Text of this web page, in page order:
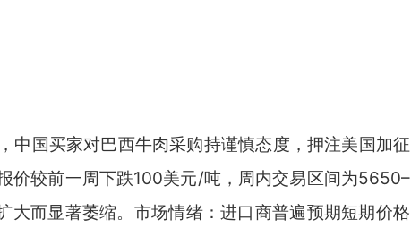
国买家对巴西牛肉采购持谨慎态度，押注美国加征
价较前一周下跌100美元/吨，周内交易区间为5650–
而显著萎缩。市场情绪：进口商普遍预期短期价格